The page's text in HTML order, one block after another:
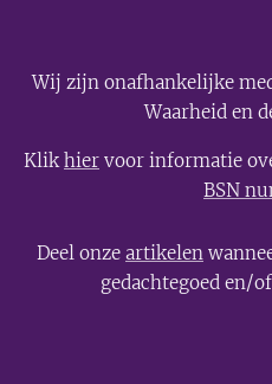
Wij zijn onafhankelijke
Waarheid en
Klik hier voor informatie
BSN
Deel onze artikelen
gedachtegoed en/